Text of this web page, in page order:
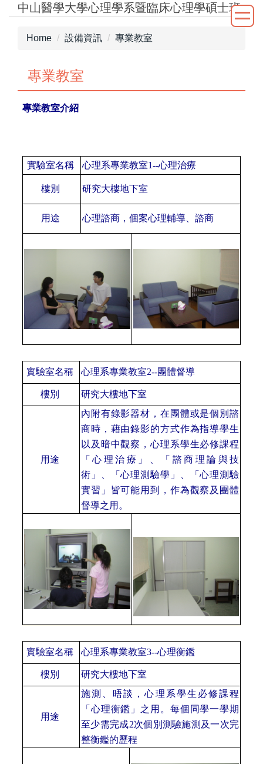
Jump中山醫學大學心理學系暨臨床心理學碩士班
Home 設備資訊 專業教室
專業教室
專業教室介紹
實驗室名稱 心理系專業教室1--心理治療
樓別 研究大樓地下室
用途 心理諮商，個案心理輔導、諮商
實驗室名稱 心理系專業教室2--團體督導
樓別 研究大樓地下室
用途
內附有錄影器材，在團體或是個別諮
商時，藉由錄影的方式作為指導學生
以及暗中觀察，心理系學生必修課程
「心理治療」、「諮商理論與技
術」、「心理測驗學」、「心理測驗
實習」皆可能用到，作為觀察及團體
督導之用。
實驗室名稱 心理系專業教室3--心理衡鑑
樓別 研究大樓地下室
用途
施測、晤談，心理系學生必修課程
「心理衡鑑」之用。每個同學一學期
至少需完成2次個別測驗施測及一次完
整衡鑑的歷程